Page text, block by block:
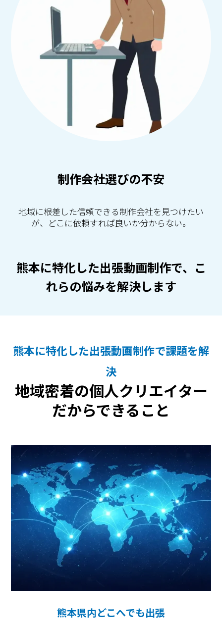
制作会社選びの不安
地域に根差した信頼できる制作会社を見つけたい
が、どこに依頼すれば良いか分からない。
熊本に特化した出張動画制作で、こ
れらの悩みを解決します
熊本に特化した出張動画制作で課題を解
決
地域密着の個人クリエイター
だからできること
熊本県内どこへでも出張